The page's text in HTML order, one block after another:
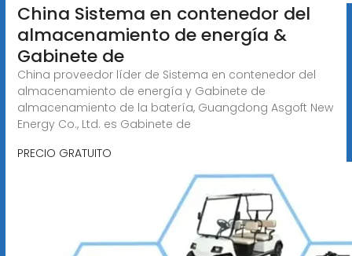
China Sistema en contenedor del
almacenamiento de energía &
Gabinete de
China proveedor líder de Sistema en contenedor del
almacenamiento de energía y Gabinete de
almacenamiento de la batería, Guangdong Asgoft New
Energy Co., Ltd. es Gabinete de
PRECIO GRATUITO